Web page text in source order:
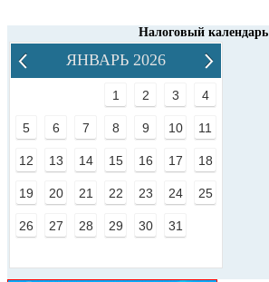
Налоговый календарь
ЯНВАРЬ 2026
1 2 3 4
5 6 7 8 9 10 11
12 13 14 15 16 17 18
19 20 21 22 23 24 25
26 27 28 29 30 31